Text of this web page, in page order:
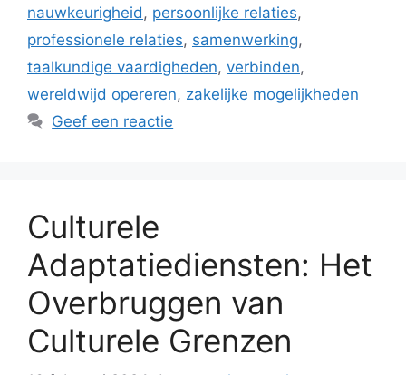
nauwkeurigheid , persoonlijke relaties,
professionele relaties, samenwerking,
taalkundige vaardigheden, verbinden,
wereldwijd opereren, zakelijke mogelijkheden
Geef een reactie
Culturele
Adaptatiediensten: Het
Overbruggen van
Culturele Grenzen